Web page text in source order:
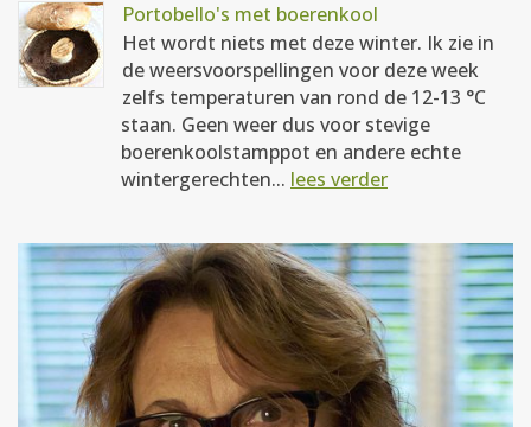
Portobello's met boerenkool
Het wordt niets met deze winter. Ik zie in
de weersvoorspellingen voor deze week
zelfs temperaturen van rond de 12-13 °C
staan. Geen weer dus voor stevige
boerenkoolstamppot en andere echte
wintergerechten... lees verder